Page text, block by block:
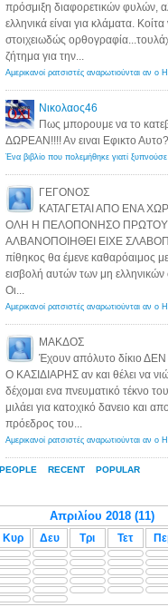
PEOPLE RECENT POPULAR
πρόσμιξη διαφορετικών φυλών,
ελληνικά είναι για κλάματα. Κοίτα
στοιχειωδώς
ζήτημα για την...
Νικολαος46
Πως μπορουμε να το
ΔΩΡΕΑΝ!!!! Αν ειναι Εφικτο Αυτο?
ΓΕΓΟΝΟΣ
ΚΑΤΑΓΕΤΑΙ ΑΠΟ ΕΝΑ
ΟΛΗ Η ΠΕΛΟΠΟΝΗΣΟ ΠΡΩΤΟΥ
ΑΛΒΑΝΟΠΟΙΗΘΕΙ ΕΙΧΕ
πίθηκος θα έμενε καθαρόαιμος
εισβολή αυτών των μη ελληνικών
Οι...
ΜΑΚΔΟΣ
Έχουν απόλυτο δίκιο
Ο ΚΑΣΙΔΙΑΡΗΣ αν και θέλει να
δέχομαι ενα πνευματικό τέκνο
μιλάει για κατοχικό δανειο και
πρόεδρος του...
Κυρ Δευ Τρι Τετ